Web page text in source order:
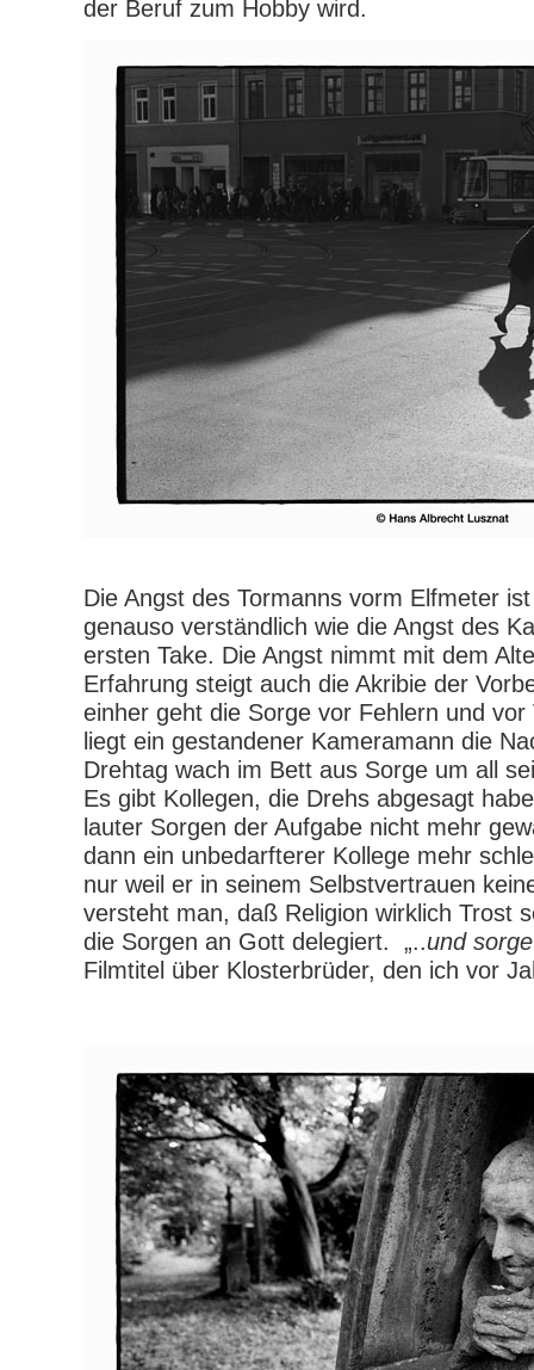
der Beruf zum Hobby wird.
Die Angst des Tormanns vorm Elfmeter
genauso verständlich wie die Angst des
ersten Take. Die Angst nimmt mit dem
Erfahrung steigt auch die Akribie der
einher geht die Sorge vor Fehlern und
liegt ein gestandener Kameramann die
Drehtag wach im Bett aus Sorge um all
Es gibt Kollegen, die Drehs abgesagt
lauter Sorgen der Aufgabe nicht mehr
dann ein unbedarfterer Kollege mehr
nur weil er in seinem Selbstvertrauen
versteht man, daß Religion wirklich Trost
die Sorgen an Gott delegiert.
„..und
Filmtitel über Klosterbrüder, den ich vor